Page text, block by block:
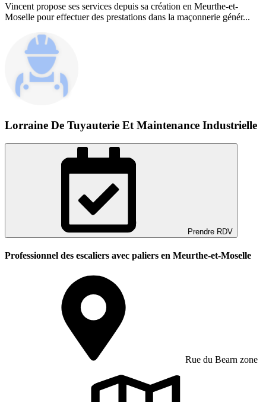
Vincent propose ses services depuis sa création en Meurthe-et-
Moselle pour effectuer des prestations dans la maçonnerie génér...
Lorraine De Tuyauterie Et Maintenance Industrielle
Prendre RDV
Professionnel des escaliers avec paliers en Meurthe-et-Moselle
Rue du Bearn zone